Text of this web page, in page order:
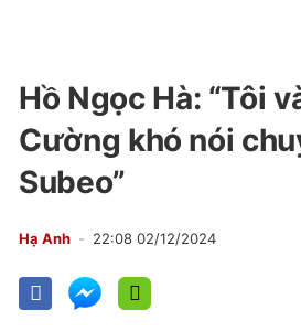
Hồ Ngọc Hà: “Tôi
Cường khó nói
Subeo”
Hạ Anh 22:08 02/12/2024